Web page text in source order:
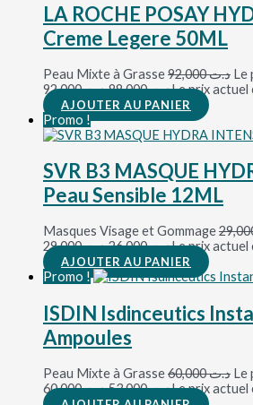
LA ROCHE POSAY
Creme Legere 50ML
Peau Mixte à Grasse د.ت92,000
Le
د.ت 92,000.
د.ت88,000
AJOUTER AU PANIER
Promo !
SVR B3 MASQUE
Peau Sensible 12ML
Masques Visage et Gommage
د.ت 29,000.
د.ت26,000
AJOUTER AU PANIER
Promo !
ISDIN Isdinceutics
Ampoules
Peau Mixte à Grasse د.ت60,000
Le
د.ت 60,000.
د.ت53,000